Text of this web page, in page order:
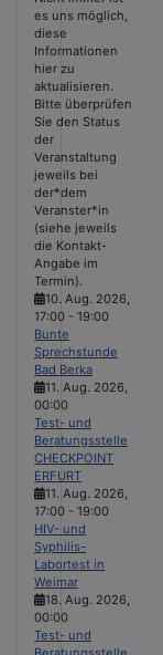
es uns möglich,
diese
Informationen
hier zu
aktualisieren.
Bitte überprüfen
Sie den Status
der
Veranstaltung
jeweils bei
der*dem
Veranster*in
(siehe jeweils
die Kontakt-
Angabe im
Termin).
10. Aug. 2026
17:00 - 19:00
Bunte
Sprechstunde
Bad Berka
11. Aug. 2026
00:00
Test- und
Beratungsstelle
CHECKPOINT
ERFURT
11. Aug. 2026
17:00 - 19:00
HIV- und
Syphilis-
Labortest in
Weimar
18. Aug. 2026
00:00
Test- und